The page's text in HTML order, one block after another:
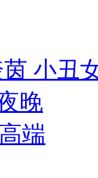
小丑